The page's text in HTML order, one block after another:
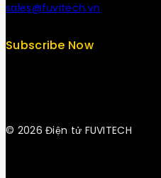
sales@fuvitech.vn
Subscribe Now
© 2026 Điện tử FUVITECH